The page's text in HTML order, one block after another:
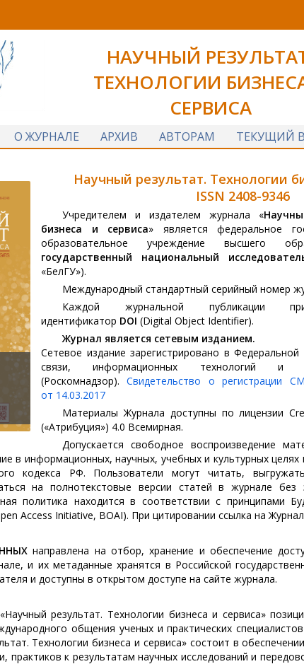
НАУЧНЫЙ
ТЕХНОЛОГИИ
СЕРВИСА
О ЖУРНАЛЕ
АРХИВ АВТОРАМ ТЕКУЩИЙ
Научный результат. Технологии
ISSN 2408-9346
Учредителем и издателем журнала «
бизнеса и сервиса» является федеральное
образовательное учреждение высшего
государственный национальный
«БелГУ»).
Международный стандартный серийный номер
Каждой журнальной публикации
идентификатор DOI (Digital Object Identifier).
Журнал является сетевым изданием.
Сетевое издание зарегистрировано в
связи, информационных технологий и
(Роскомнадзор).Свидетельство о
от 14.03.2017
Материалы Журнала доступны по лицензии
(«Атрибуция») 4.0 Всемирная.
Допускается свободное воспроизведение
в информационных, научных, учебных и культурных целях
кодекса РФ. Пользователи могут читать,
на полнотекстовые версии статей в журнале
политика находится в соответствии с принципами
Access Initiative, BOAI). При цитировании ссылка на
направлена на отбор, хранение и обеспечение
и их метаданные хранятся в Российской
и доступны в открытом доступе на сайте журнала.
результат. Технологии бизнеса и сервиса»
общения ученых и практических
Технологии бизнеса и сервиса» состоит в
практиков к результатам научных исследований и